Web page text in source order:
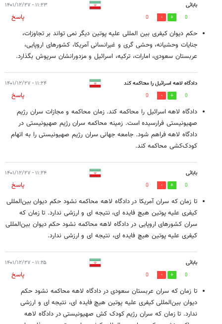
بابائی ۱۱:۲۳ - ۱۴۰۱/۱۲/۲۷
0
0
پاسخ
حکم دیوان کیفری بین المللی علیه پوتین دیگر نمی تواند بر تجاوزات،
جنایات وحشیانه، وحشی گری و غیرانسانی آمریکا، کشورهای اروپایی،
عربستان سعودی، امارات، ترکیه، اسرائیل و مزدورانشان سرپوش بگذارد.
دادگاه لاهه اسرائیل را محاکمه کند ۱۱:۲۴ - ۱۴۰۱/۱۲/۲۷
0
0
پاسخ
دادگاه لاهه اسرائیل را محاکمه کند. زمان محاکمه و مجازات سران رژیم
صهیونیستی فرارسیده است. زمینه محاکمه سران رژیم صهیونیستی در
دادگاه لاهه فراهم شود. جامعه جهانی سران رژیم صهیونیستی را به اتهام
کودک‌کشی محاکمه کند.
بابائی ۱۱:۲۴ - ۱۴۰۱/۱۲/۲۷
0
0
پاسخ
تا زمان که سران آمریکا در دادگاه لاهه محاکمه نشود حکم دیوان بین‌المللی
کیفری علیه پوتین هیچ فایده ای، نتیجه ای و ارزشی ندارد. تا زمان که
سران کشورهای اروپایی در دادگاه لاهه محاکمه نشود حکم دیوان بین‌المللی
کیفری علیه پوتین هیچ فایده ای، نتیجه ای و ارزشی ندارد.
بابائی ۱۱:۲۵ - ۱۴۰۱/۱۲/۲۷
0
0
پاسخ
تا زمان که سران عربستان سعودی در دادگاه لاهه محاکمه نشود حکم
دیوان بین‌المللی کیفری علیه پوتین هیچ فایده ای، نتیجه ای و ارزشی
ندارد. تا زمان که سران رژیم کودک کش صهیونیستی در دادگاه لاهه